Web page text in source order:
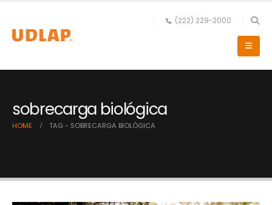
(222) 229-2000
sobrecarga biológica
HOME TAG - SOBRECARGA BIOLÓGICA